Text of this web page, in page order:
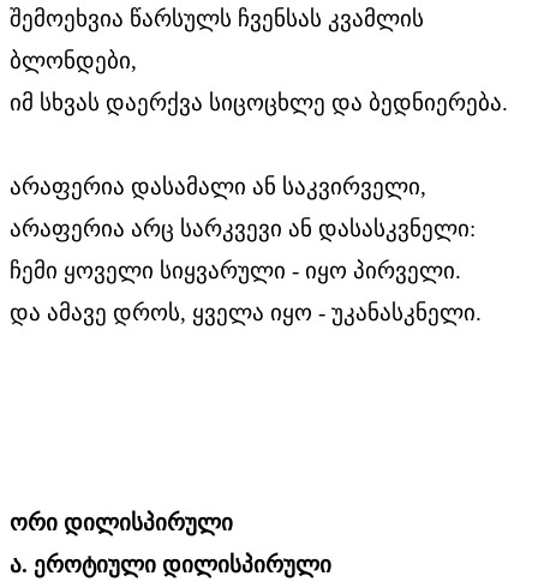
შემოეხვია წარსულს ჩვენსას კვამლის
ბლონდები,
იმ სხვას დაერქვა სიცოცხლე და ბედნიერება.
არაფერია დასამალი ან საკვირველი,
არაფერია არც სარკვევი ან დასასკვნელი:
ჩემი ყოველი სიყვარული - იყო პირველი.
და ამავე დროს, ყველა იყო - უკანასკნელი.
ორი დილისპირული
ა. ეროტიული დილისპირული